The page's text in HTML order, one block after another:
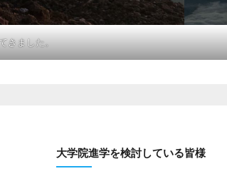
きました。
大学院進学を検討している皆様